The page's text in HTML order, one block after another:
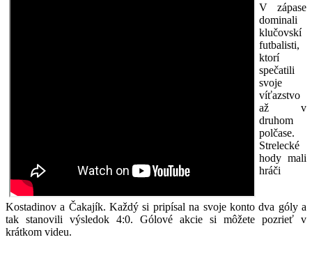
V zápase
dominali
klučovskí
futbalisti,
ktorí
spečatili
svoje
víťazstvo
až v
druhom
polčase.
Strelecké
hody mali
hráči
Kostadinov a Čakajík. Každý si pripísal na svoje konto dva góly a
tak stanovili výsledok 4:0. Gólové akcie si môžete pozrieť v
krátkom videu.